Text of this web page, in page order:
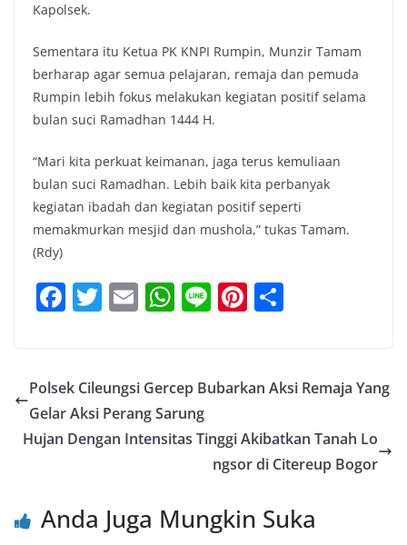
Kapolsek.
Sementara itu Ketua PK KNPI Rumpin, Munzir Tamam
berharap agar semua pelajaran, remaja dan pemuda
Rumpin lebih fokus melakukan kegiatan positif selama
bulan suci Ramadhan 1444 H.
“Mari kita perkuat keimanan, jaga terus kemuliaan
bulan suci Ramadhan. Lebih baik kita perbanyak
kegiatan ibadah dan kegiatan positif seperti
memakmurkan mesjid dan mushola,” tukas Tamam.
(Rdy)
F
e
b
o
T
er
E
l
W
s
A
p
Li Pi
e e
Polsek Cileungsi Gercep Bubarkan Aksi Remaja Yang
Gelar Aksi Perang Sarung
Hujan Dengan Intensitas Tinggi Akibatkan Tanah Lo
ngsor di Citereup Bogor
Anda Juga Mungkin Suka